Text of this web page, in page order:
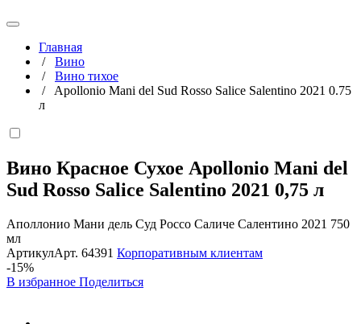
Главная
/ Вино
/ Вино тихое
/ Apollonio Mani del Sud Rosso Salice Salentino 2021 0.75
л
Вино Красное Сухое Apollonio Mani del
Sud Rosso Salice Salentino 2021 0,75 л
Аполлонио Мани дель Суд Россо Саличе Салентино 2021 750
мл
АртикулАрт. 64391 Корпоративным клиентам
-15%
В избранное Поделиться